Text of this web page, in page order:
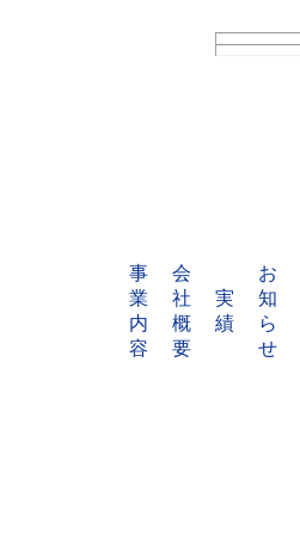
事
業
内
容
会
社
概
要
実
績
お
知
ら
せ